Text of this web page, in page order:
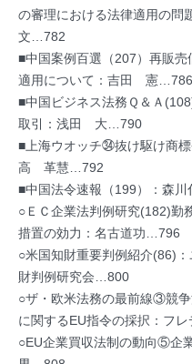
の審理における法律適用の
文…782
■中国案例百選（207）再販
適用について：吉田 憲…786
■中国ビジネス法務Ｑ＆Ａ
取引：浅田 大…790
■上海ウオッチ㉞抜け駆け商
高 革慧…792
■中国法令速報（199）：森
○ＥＣ企業法判例研究(182)勤
措置の効力：名古道功…796
○米国知財重要判例紹介(86)
財判例研究会…800
○ザ・欧米法務の最前線③競
に関するEU指令の採択：フ
○EU企業買収法制の動向⑤企